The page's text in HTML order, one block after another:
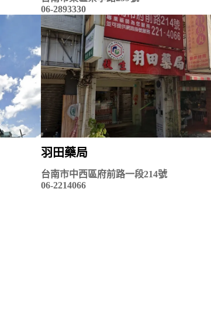
06-2893330
羽田藥局
台南市中西區府前路一段214號
06-2214066